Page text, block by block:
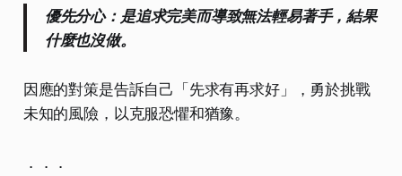
優先分心：是追求完美而導致無法輕易著手，結果
什麼也沒做。
因應的對策是告訴自己「先求有再求好」，勇於挑戰
未知的風險，以克服恐懼和猶豫。
．．．